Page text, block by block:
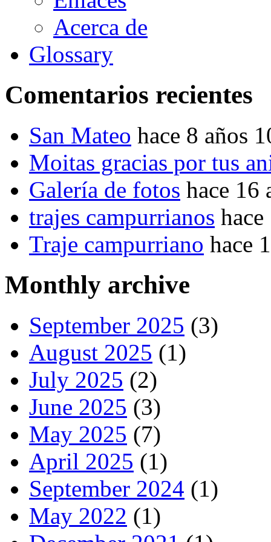
Acerca de
Glossary
Comentarios recientes
San Mateo hace 8 años
Moitas gracias por tus
Galería de fotos hace 16
trajes campurrianos
Traje campurriano hace
Monthly archive
September 2025 (3)
August 2025 (1)
July 2025 (2)
June 2025 (3)
May 2025 (7)
April 2025 (1)
September 2024 (1)
May 2022 (1)